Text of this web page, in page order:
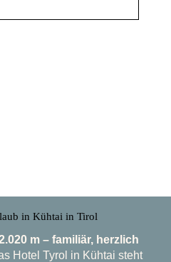
m – familiär, herzlich
Hotel Tyrol in Kühtai steht